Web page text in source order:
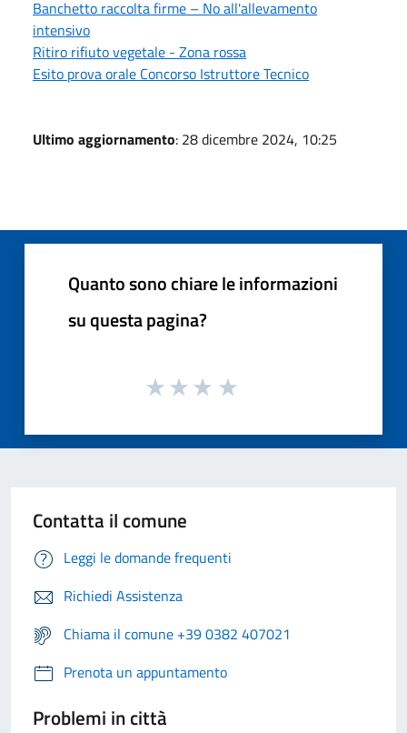
Banchetto raccolta firme – No all'allevamento
intensivo
Ritiro rifiuto vegetale - Zona rossa
Esito prova orale Concorso Istruttore Tecnico
Ultimo aggiornamento: 28 dicembre 2024, 10:25
Quanto sono chiare le informazioni
su questa pagina?
Contatta il comune
Leggi le domande frequenti
Richiedi Assistenza
Chiama il comune +39 0382 407021
Prenota un appuntamento
Problemi in città